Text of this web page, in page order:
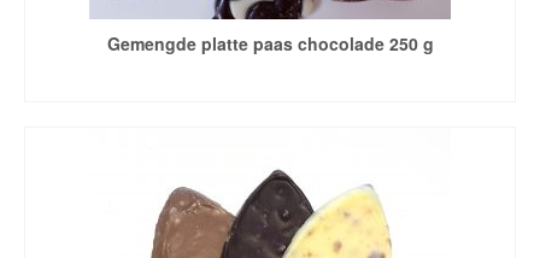
Gemengde platte paas chocolade 250 g